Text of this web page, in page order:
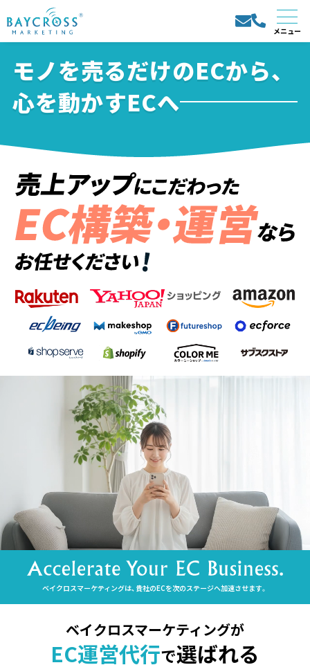
モノを売るだけのECから、
心を動かすECへ
ベイクロスマーケティングは、貴社のECを次のステージへ加速させます。
ベイクロスマーケティングが
EC運営代行で選ばれる